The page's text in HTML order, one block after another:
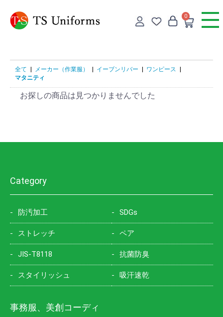
0
全て メーカー（作業服） イーブンリバー ワンピース
マタニティ
お探しの商品は見つかりませんでした
Category
防汚加工 SDGs
ストレッチ ペア
JIS-T8118 抗菌防臭
スタイリッシュ 吸汗速乾
事務服、美創コーディ